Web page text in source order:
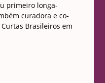
primeiro longa-
curadora e co-
Brasileiros em